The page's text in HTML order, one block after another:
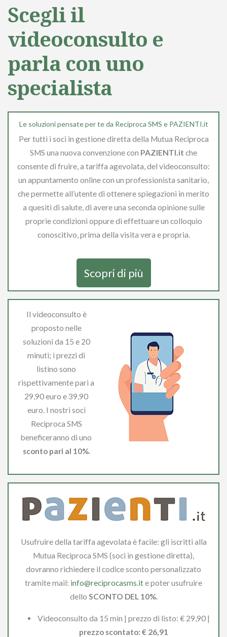
Scegli il
videoconsulto e
parla con uno
specialista
Le soluzioni pensate per te da Reciproca SMS e PAZIENTI.it
Per tutti i soci in gestione diretta della Mutua Reciproca
SMS una nuova convenzione con PAZIENTI.it che
consente di fruire, a tariffa agevolata, del videoconsulto:
un appuntamento online con un professionista sanitario,
che permette all’utente di ottenere spiegazioni in merito
a quesiti di salute, di avere una seconda opinione sulle
proprie condizioni oppure di effettuare un colloquio
conoscitivo, prima della visita vera e propria.
Scopri di più
Il videoconsulto è
proposto nelle
soluzioni da 15 e 20
minuti; i prezzi di
listino sono
rispettivamente pari a
29,90 euro e 39,90
euro. I nostri soci
Reciproca SMS
beneficeranno di uno
sconto pari al 10%.
Usufruire della tariffa agevolata è facile: gli iscritti alla
Mutua Reciproca SMS (soci in gestione diretta),
dovranno richiedere il codice sconto personalizzato
tramite mail: info@reciprocasms.ite poter usufruire
dello SCONTO DEL 10%.
Videoconsulto da 15 min | prezzo di listo: € 29,90 |
prezzo scontato: € 26,91